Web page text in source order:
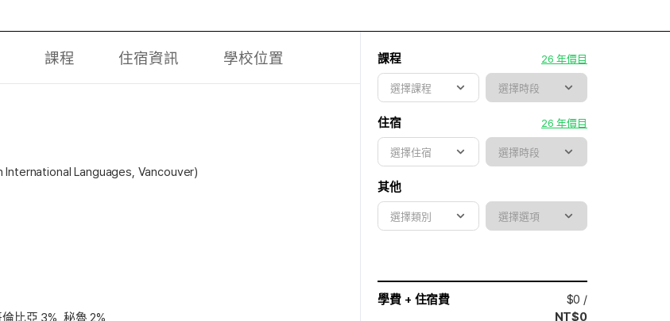
課程 住宿資訊 學校位置
International Languages, Vancouver)
比亞 3%, 秘魯 2%
課程 26 年價目
住宿 26 年價目
其他
學費 + 住宿費 $0 /
NT$0